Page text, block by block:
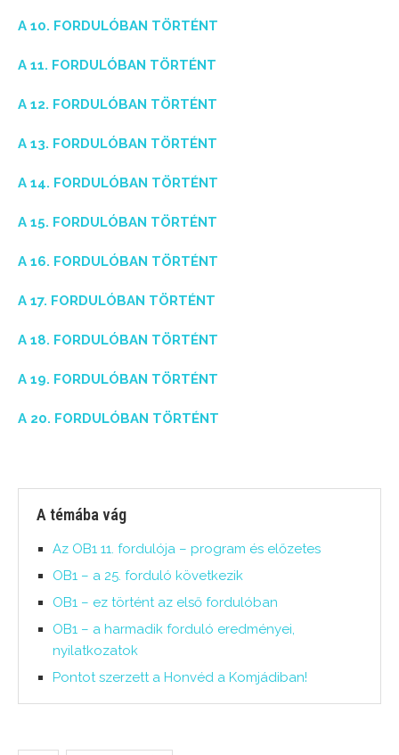
A 10. FORDULÓBAN TÖRTÉNT
A 11. FORDULÓBAN TÖRTÉNT
A 12. FORDULÓBAN TÖRTÉNT
A 13. FORDULÓBAN TÖRTÉNT
A 14. FORDULÓBAN TÖRTÉNT
A 15. FORDULÓBAN TÖRTÉNT
A 16. FORDULÓBAN TÖRTÉNT
A 17. FORDULÓBAN TÖRTÉNT
A 18. FORDULÓBAN TÖRTÉNT
A 19. FORDULÓBAN TÖRTÉNT
A 20. FORDULÓBAN TÖRTÉNT
A témába vág
Az OB1 11. fordulója – program és előzetes
OB1 – a 25. forduló következik
OB1 – ez történt az első fordulóban
OB1 – a harmadik forduló eredményei,
nyilatkozatok
Pontot szerzett a Honvéd a Komjádiban!